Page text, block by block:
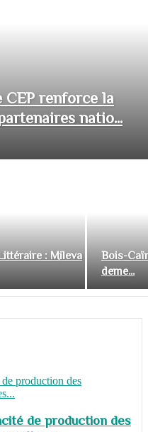
CEP renforce la
natio...
: Mileva
Bois-
deme...
de production des